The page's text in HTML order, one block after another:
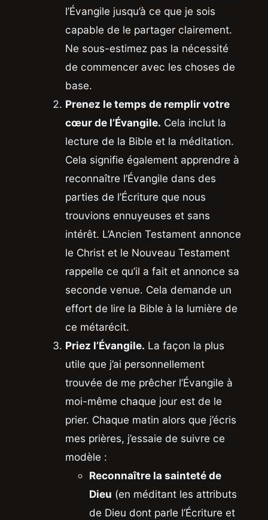
l’Évangile jusqu’à ce que je sois
capable de le partager clairement.
Ne sous-estimez pas la nécessité
de commencer avec les choses de
base.
Prenez le temps de remplir votre
cœur de l’Évangile. Cela inclut la
lecture de la Bible et la méditation.
Cela signifie également apprendre à
reconnaître l’Évangile dans des
parties de l’Écriture que nous
trouvions ennuyeuses et sans
intérêt. L’Ancien Testament annonce
le Christ et le Nouveau Testament
rappelle ce qu’il a fait et annonce sa
seconde venue. Cela demande un
effort de lire la Bible à la lumière de
ce métarécit.
Priez l’Évangile. La façon la plus
utile que j’ai personnellement
trouvée de me prêcher l’Évangile à
moi-même chaque jour est de le
prier. Chaque matin alors que j’écris
mes prières, j’essaie de suivre ce
modèle :
Reconnaître la sainteté de
Dieu (en méditant les attributs
de Dieu dont parle l’Écriture et